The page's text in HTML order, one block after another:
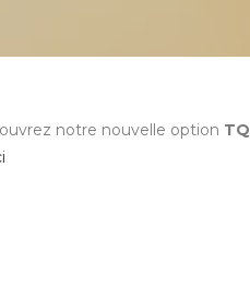
notre nouvelle option TQ